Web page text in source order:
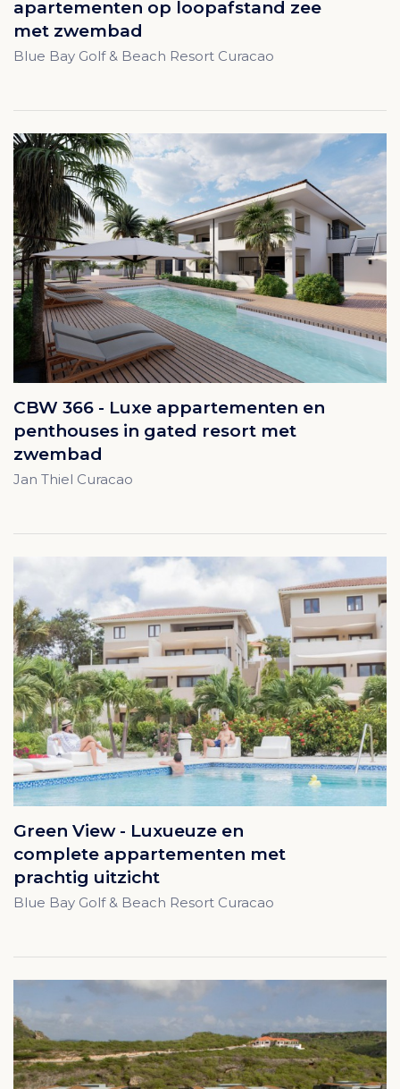
apartementen op loopafstand zee
met zwembad
Blue Bay Golf & Beach Resort Curacao
CBW 366 - Luxe appartementen en
penthouses in gated resort met
zwembad
Jan Thiel Curacao
Green View - Luxueuze en
complete appartementen met
prachtig uitzicht
Blue Bay Golf & Beach Resort Curacao